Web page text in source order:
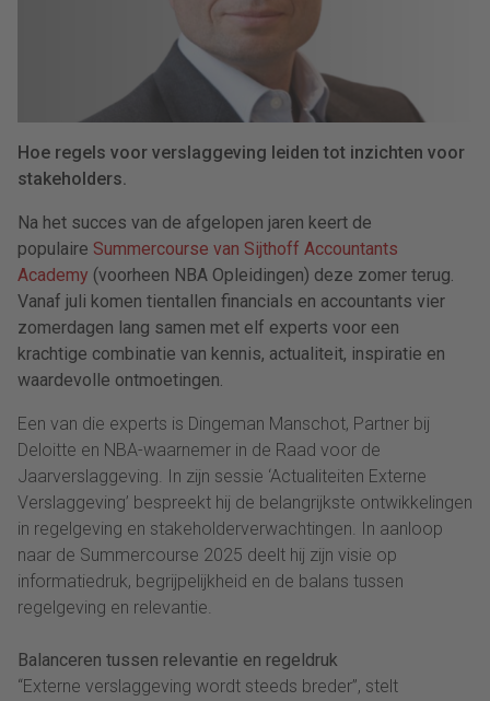
Hoe regels voor verslaggeving leiden tot inzichten voor
stakeholders.
Na het succes van de afgelopen jaren keert de
populaire Summercourse van Sijthoff Accountants
Academy (voorheen NBA Opleidingen) deze zomer terug.
Vanaf juli komen tientallen financials en accountants vier
zomerdagen lang samen met elf experts voor een
krachtige combinatie van kennis, actualiteit, inspiratie en
waardevolle ontmoetingen.
Een van die experts is Dingeman Manschot, Partner bij
Deloitte en NBA-waarnemer in de Raad voor de
Jaarverslaggeving. In zijn sessie ‘Actualiteiten Externe
Verslaggeving’ bespreekt hij de belangrijkste ontwikkelingen
in regelgeving en stakeholderverwachtingen. In aanloop
naar de Summercourse 2025 deelt hij zijn visie op
informatiedruk, begrijpelijkheid en de balans tussen
regelgeving en relevantie.
Balanceren tussen relevantie en regeldruk
“Externe verslaggeving wordt steeds breder”, stelt